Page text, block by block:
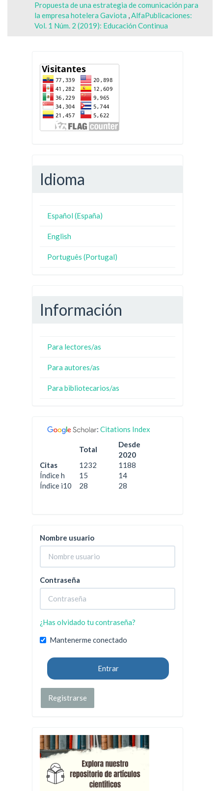
Propuesta de una estrategia de comunicación para
la empresa hotelera Gaviota ,AlfaPublicaciones:
Vol. 1 Núm. 2 (2019): Educación Continua
Idioma
Español (España)
English
Português (Portugal)
Información
Para lectores/as
Para autores/as
Para bibliotecarios/as
: Citations Index
Total
Desde
2020
Citas
1232
1188
Índice h
15
14
Índice i10
28 28
Nombre usuario
Contraseña
¿Has olvidado tu contraseña?
Mantenerme conectado
Entrar
Registrarse